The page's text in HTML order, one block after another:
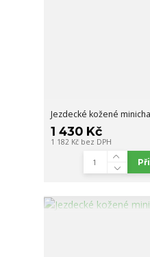
Jezdecké kožené
1 430 Kč
1 182 Kč bez DPH